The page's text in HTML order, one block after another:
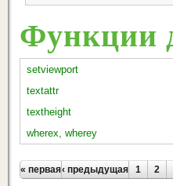
Функции
setviewport
textattr
textheight
wherex, wherey
Страницы
« первая‹ предыдущая 1 2